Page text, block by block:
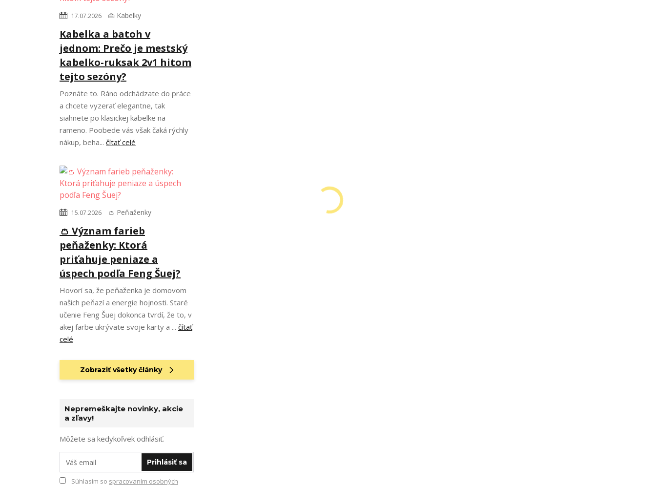
17.07.2026 👜 Kabelky
Kabelka a batoh v
jednom: Prečo je mestský
kabelko-ruksak 2v1 hitom
tejto sezóny?
Poznáte to. Ráno odchádzate do práce
a chcete vyzerať elegantne, tak
siahnete po klasickej kabelke na
rameno. Poobede vás však čaká rýchly
nákup, beha... čítať celé
15.07.2026 👛 Peňaženky
👛 Význam farieb
peňaženky: Ktorá
priťahuje peniaze a
úspech podľa Feng Šuej?
Hovorí sa, že peňaženka je domovom
našich peňazí a energie hojnosti. Staré
učenie Feng Šuej dokonca tvrdí, že to, v
akej farbe ukrývate svoje karty a ... čítať
celé
Zobraziť všetky články
Nepremeškajte novinky, akcie
a zľavy!
Môžete sa kedykoľvek odhlásiť.
Prihlásiť sa
Súhlasím so spracovaním osobných